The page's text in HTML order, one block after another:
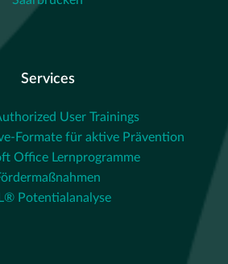
Services
User Trainings
Formate für aktive Prävention
Office Lernprogramme
Potentialanalyse